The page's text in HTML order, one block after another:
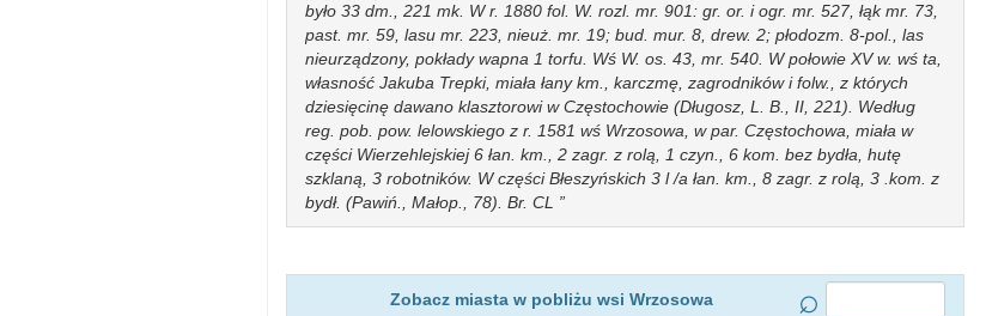
było 33 dm., 221 mk. W r. 1880 fol. W. rozl. mr. 901: gr. or. i ogr. mr. 527, łąk mr. 73,
past. mr. 59, lasu mr. 223, nieuż. mr. 19; bud. mur. 8, drew. 2; płodozm. 8-pol., las
nieurządzony, pokłady wapna 1 torfu. Wś W. os. 43, mr. 540. W połowie XV w. wś ta,
własność Jakuba Trepki, miała łany km., karczmę, zagrodników i folw., z których
dziesięcinę dawano klasztorowi w Częstochowie (Długosz, L. B., II, 221). Według
reg. pob. pow. lelowskiego z r. 1581 wś Wrzosowa, w par. Częstochowa, miała w
części Wierzehlejskiej 6 łan. km., 2 zagr. z rolą, 1 czyn., 6 kom. bez bydła, hutę
szklaną, 3 robotników. W części Błeszyńskich 3 l /a łan. km., 8 zagr. z rolą, 3 .kom. z
bydł. (Pawiń., Małop., 78). Br. CL
Zobacz miasta w pobliżu wsi Wrzosowa